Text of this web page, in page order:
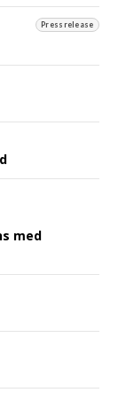
Pressrelease
med